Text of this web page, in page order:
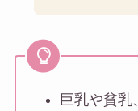
巨乳や貧